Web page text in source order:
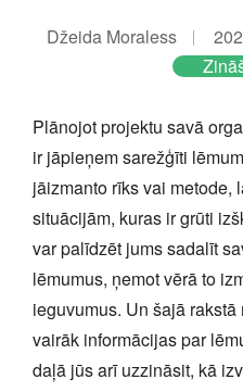
Džeida Moraless
Plānojot projektu savā
ir jāpieņem sarežģīti
jāizmanto rīks vai metode,
situācijām, kuras ir grūti
var palīdzēt jums sadalīt
lēmumus, ņemot vērā to
ieguvumus. Un šajā
vairāk informācijas par
daļā jūs arī uzzināsit, kā